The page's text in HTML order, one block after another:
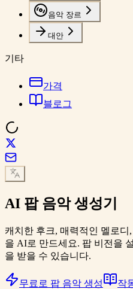
음악 장르
대안
기타
가격
블로그
AI 팝 음악생성기
캐치한 후크, 매력적인 멜로
을 AI로 만드세요. 팝 비전을
을 받을 수 있습니다.
무료로 팝 음악 생성 작